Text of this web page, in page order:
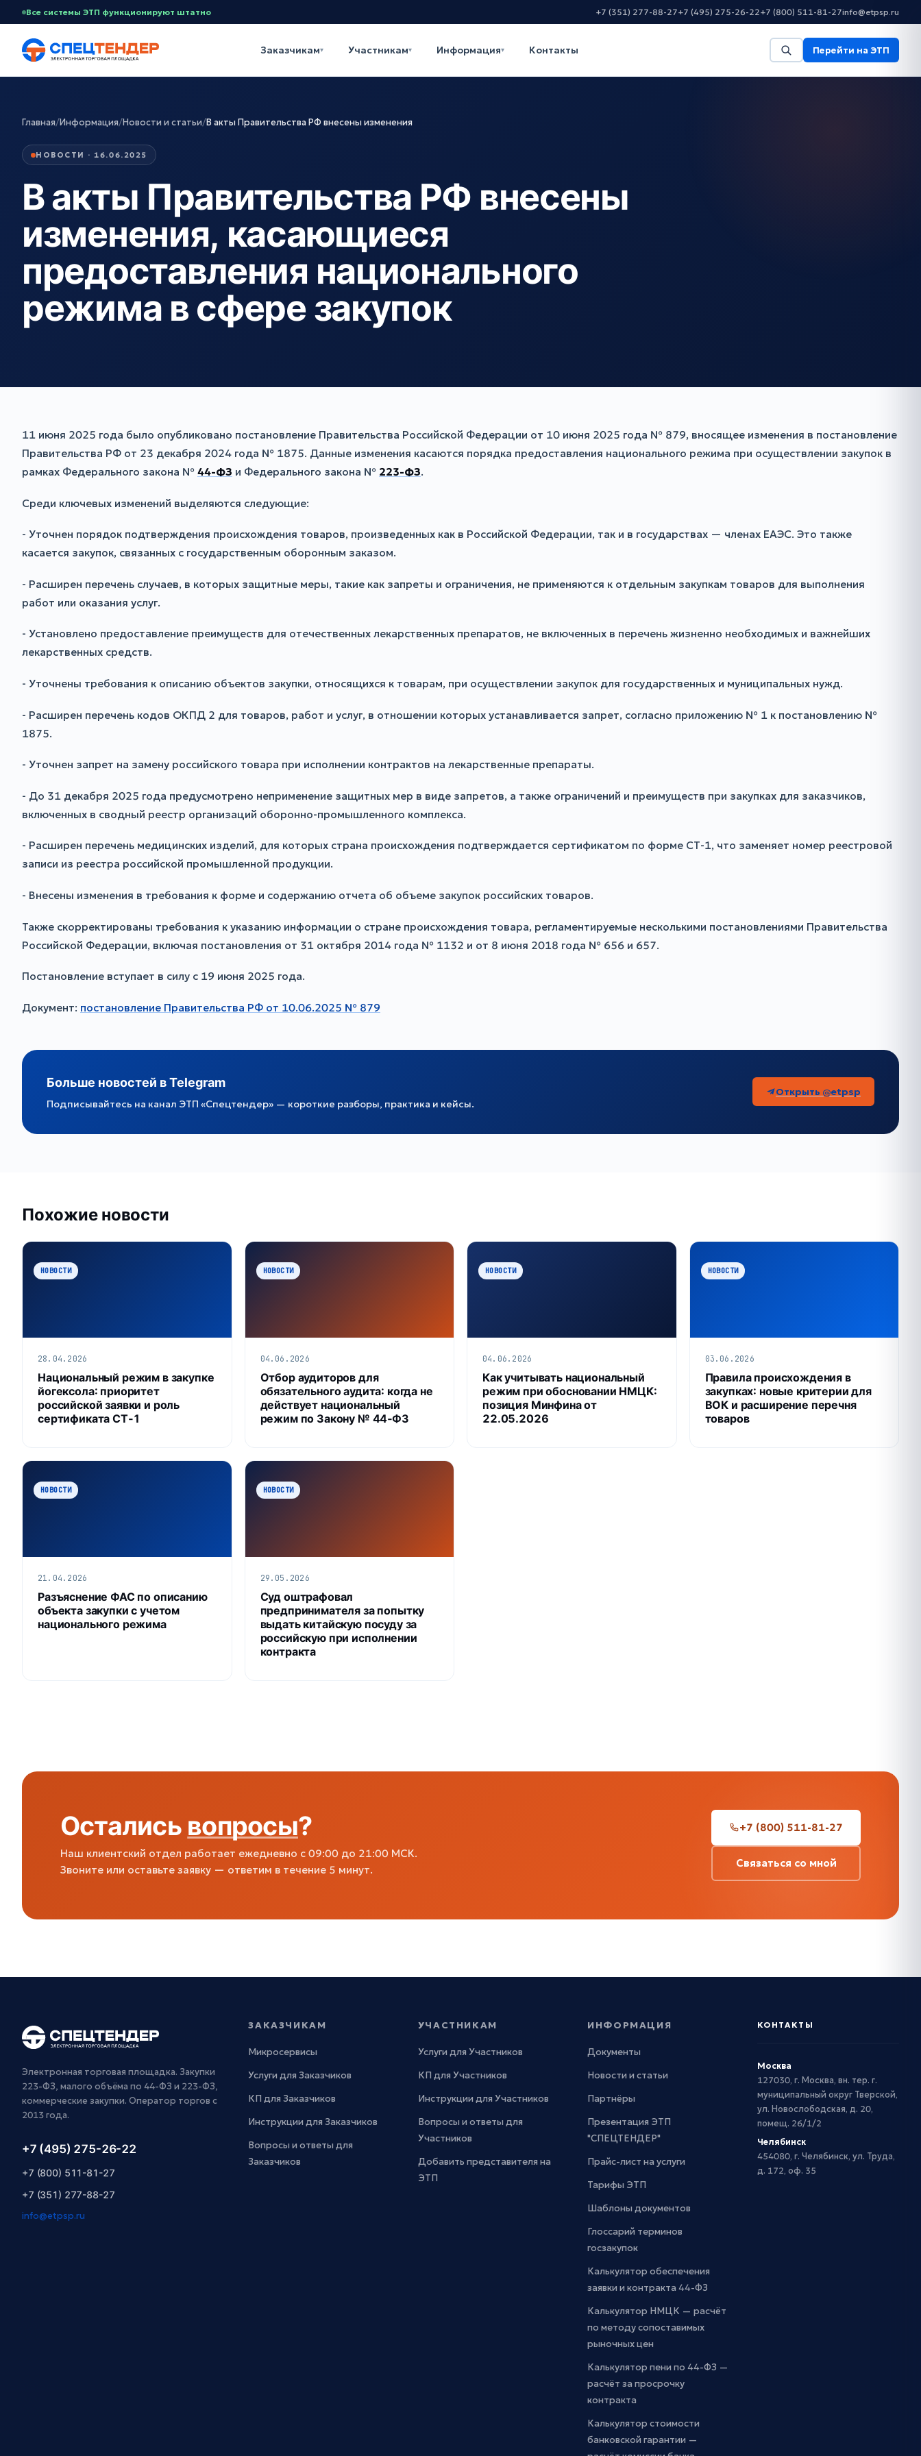
Все системы ЭТП функционируют штатно +7 (351) 277-88-27+7 (495) 275-26-22+7 (800) 511-81-27info@etpsp.ru
Заказчикам▾ Участникам▾ Информация▾ Контакты Перейти на ЭТП
Главная/Информация/Новости и статьи/В акты Правительства РФ внесены изменения
НОВОСТИ · 16.06.2025
В акты Правительства РФ внесены
изменения, касающиеся
предоставления национального
режима в сфере закупок
11 июня 2025 года было опубликовано постановление Правительства Российской Федерации от 10 июня 2025 года № 879, вносящее изменения в постановление
Правительства РФ от 23 декабря 2024 года № 1875. Данные изменения касаются порядка предоставления национального режима при осуществлении закупок в
рамках Федерального закона № 44-ФЗ и Федерального закона № 223-ФЗ.
Среди ключевых изменений выделяются следующие:
- Уточнен порядок подтверждения происхождения товаров, произведенных как в Российской Федерации, так и в государствах — членах ЕАЭС. Это также
касается закупок, связанных с государственным оборонным заказом.
- Расширен перечень случаев, в которых защитные меры, такие как запреты и ограничения, не применяются к отдельным закупкам товаров для выполнения
работ или оказания услуг.
- Установлено предоставление преимуществ для отечественных лекарственных препаратов, не включенных в перечень жизненно необходимых и важнейших
лекарственных средств.
- Уточнены требования к описанию объектов закупки, относящихся к товарам, при осуществлении закупок для государственных и муниципальных нужд.
- Расширен перечень кодов ОКПД 2 для товаров, работ и услуг, в отношении которых устанавливается запрет, согласно приложению № 1 к постановлению №
1875.
- Уточнен запрет на замену российского товара при исполнении контрактов на лекарственные препараты.
- До 31 декабря 2025 года предусмотрено неприменение защитных мер в виде запретов, а также ограничений и преимуществ при закупках для заказчиков,
включенных в сводный реестр организаций оборонно-промышленного комплекса.
- Расширен перечень медицинских изделий, для которых страна происхождения подтверждается сертификатом по форме СТ-1, что заменяет номер реестровой
записи из реестра российской промышленной продукции.
- Внесены изменения в требования к форме и содержанию отчета об объеме закупок российских товаров.
Также скорректированы требования к указанию информации о стране происхождения товара, регламентируемые несколькими постановлениями Правительства
Российской Федерации, включая постановления от 31 октября 2014 года № 1132 и от 8 июня 2018 года № 656 и 657.
Постановление вступает в силу с 19 июня 2025 года.
Документ: постановление Правительства РФ от 10.06.2025 № 879
Больше новостей в Telegram
Подписывайтесь на канал ЭТП «Спецтендер» — короткие разборы, практика и кейсы.
Открыть @etpsp
Похожие новости
НОВОСТИ
28.04.2026
Национальный режим в закупке
йогексола: приоритет
российской заявки и роль
сертификата СТ‑1
НОВОСТИ
04.06.2026
Отбор аудиторов для
обязательного аудита: когда не
действует национальный
режим по Закону № 44‑ФЗ
НОВОСТИ
04.06.2026
Как учитывать национальный
режим при обосновании НМЦК:
позиция Минфина от
22.05.2026
НОВОСТИ
03.06.2026
Правила происхождения в
закупках: новые критерии для
ВОК и расширение перечня
товаров
НОВОСТИ
21.04.2026
Разъяснение ФАС по описанию
объекта закупки с учетом
национального режима
НОВОСТИ
29.05.2026
Суд оштрафовал
предпринимателя за попытку
выдать китайскую посуду за
российскую при исполнении
контракта
Остались вопросы?
Наш клиентский отдел работает ежедневно с 09:00 до 21:00 МСК.
Звоните или оставьте заявку — ответим в течение 5 минут.
+7 (800) 511-81-27
Связаться со мной
Электронная торговая площадка. Закупки
223-ФЗ, малого объёма по 44-ФЗ и 223-ФЗ,
коммерческие закупки. Оператор торгов с
2013 года.
+7 (495) 275-26-22
+7 (800) 511-81-27
+7 (351) 277-88-27
info@etpsp.ru
ЗАКАЗЧИКАМ
Микросервисы
Услуги для Заказчиков
КП для Заказчиков
Инструкции для Заказчиков
Вопросы и ответы для
Заказчиков
УЧАСТНИКАМ
Услуги для Участников
КП для Участников
Инструкции для Участников
Вопросы и ответы для
Участников
Добавить представителя на
ЭТП
ИНФОРМАЦИЯ
Документы
Новости и статьи
Партнёры
Презентация ЭТП
"СПЕЦТЕНДЕР"
Прайс-лист на услуги
Тарифы ЭТП
Шаблоны документов
Глоссарий терминов
госзакупок
Калькулятор обеспечения
заявки и контракта 44-ФЗ
Калькулятор НМЦК — расчёт
по методу сопоставимых
рыночных цен
Калькулятор пени по 44-ФЗ —
расчёт за просрочку
контракта
Калькулятор стоимости
банковской гарантии —
КОНТАКТЫ
Москва
127030, г. Москва, вн. тер. г.
муниципальный округ Тверской,
ул. Новослободская, д. 20,
помещ. 26/1/2
Челябинск
454080, г. Челябинск, ул. Труда,
д. 172, оф. 35